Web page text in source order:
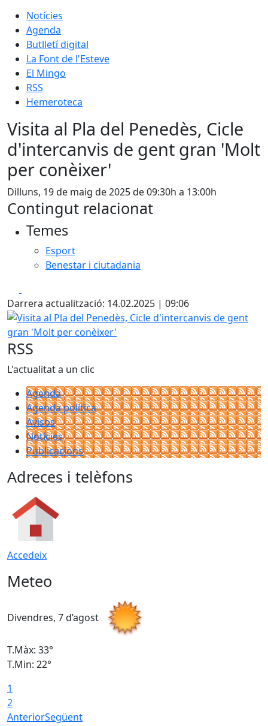
Notícies
Agenda
Butlletí digital
La Font de l'Esteve
El Mingo
RSS
Hemeroteca
Visita al Pla del Penedès, Cicle
d'intercanvis de gent gran 'Molt
per conèixer'
Dilluns, 19 de maig de 2025 de 09:30h a 13:00h
Contingut relacionat
Temes
Esport
Benestar i ciutadania
Darrera actualització: 14.02.2025 | 09:06
Visita al Pla del Penedès, Cicle d'intercanvis de gent
RSS
L'actualitat a un clic
Agenda
Agenda política
Avisos
Notícies
Publicacions
Adreces i telèfons
Accedeix
Meteo
Divendres, 7 d’agost
T.Màx: 33°
T.Min: 22°
1
2
AnteriorSegüent